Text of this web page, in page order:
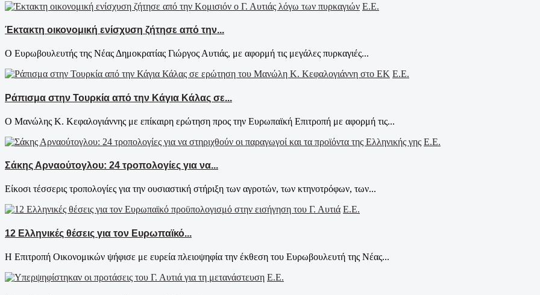
Ε.Ε.
Έκτακτη οικονομική ενίσχυση ζήτησε από την...
Ο Ευρωβουλευτής της Νέας Δημοκρατίας Γιώργος Αυτιάς, με αφορμή τις μεγάλες πυρκαγιές...
Ε.Ε.
Ράπισμα στην Τουρκία από την Κάγια Κάλας σε...
Ο Μανώλης Κ. Κεφαλογιάννης με επίκαιρη ερώτηση προς την Ευρωπαϊκή Επιτροπή με αφορμή τις...
Ε.Ε.
Σάκης Αρναούτογλου: 24 τροπολογίες για να...
Είκοσι τέσσερις τροπολογίες για την ουσιαστική στήριξη των αγροτών, των κτηνοτρόφων, των...
Ε.Ε.
12 Ελληνικές θέσεις για τον Ευρωπαϊκό...
Η Επιτροπή Οικονομικών ψήφισε με ευρεία πλειοψηφία την έκθεση του Ευρωβουλευτή της Νέας...
Ε.Ε.